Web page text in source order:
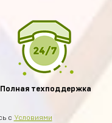
Полная техподдержка
с Условиями